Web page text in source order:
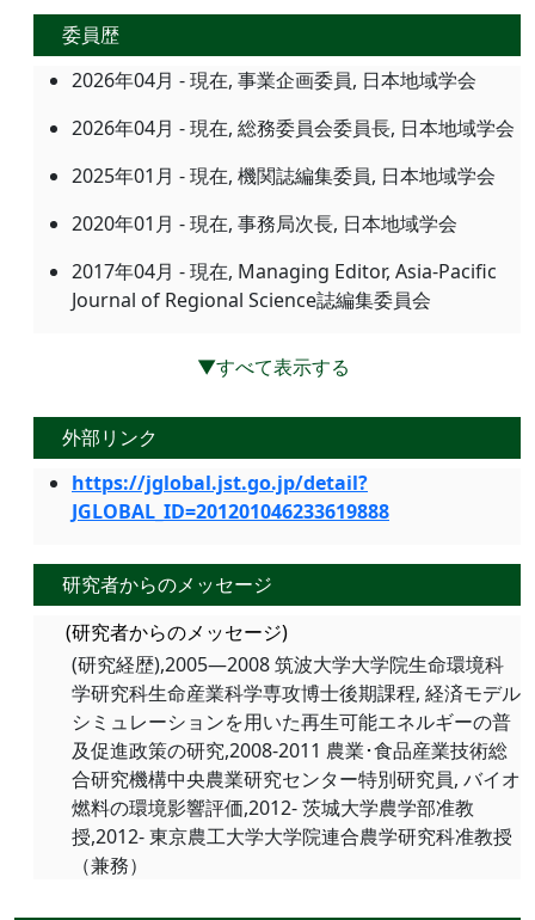
委員歴
2026年04月 - 現在, 事業企画委員, 日本地域学会
2026年04月 - 現在, 総務委員会委員長, 日本地域学会
2025年01月 - 現在, 機関誌編集委員, 日本地域学会
2020年01月 - 現在, 事務局次長, 日本地域学会
2017年04月 - 現在, Managing Editor, Asia-Pacific
Journal of Regional Science誌編集委員会
▼すべて表示する
外部リンク
https://jglobal.jst.go.jp/detail?
JGLOBAL_ID=201201046233619888
研究者からのメッセージ
(研究者からのメッセージ)
(研究経歴),2005―2008 筑波大学大学院生命環境科
学研究科生命産業科学専攻博士後期課程, 経済モデル
シミュレーションを用いた再生可能エネルギーの普
及促進政策の研究,2008-2011 農業･食品産業技術総
合研究機構中央農業研究センター特別研究員, バイオ
燃料の環境影響評価,2012- 茨城大学農学部准教
授,2012- 東京農工大学大学院連合農学研究科准教授
（兼務）